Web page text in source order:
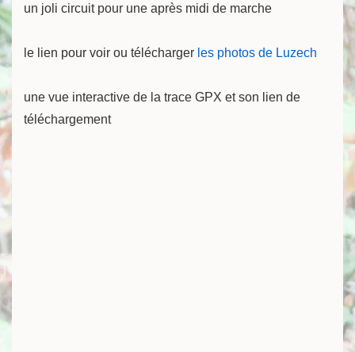
un joli circuit pour une après midi de marche
le lien pour voir ou télécharger les photos de Luzech
une vue interactive de la trace GPX et son lien de
téléchargement